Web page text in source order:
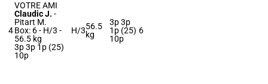
4
VOTRE AMI
Claudic J. -
Pitart M.
Box: 6 - H/3 -
56.5 kg
3p 3p 1p (25)
10p
H/356.5
kg
3p 3p
1p (25)
10p
6